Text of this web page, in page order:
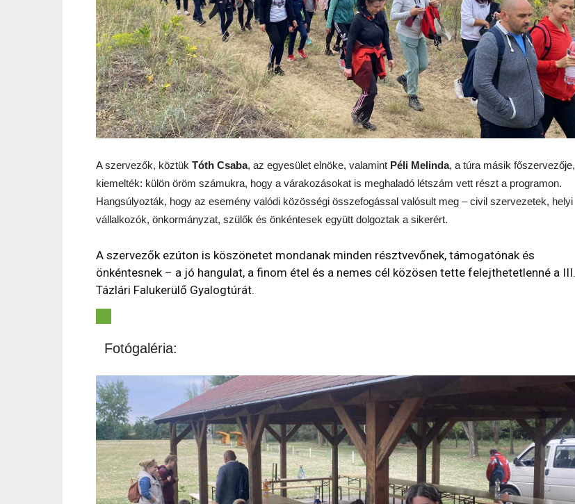
A szervezők, köztük Tóth Csaba, az egyesület elnöke, valamint Péli Melinda, a túra másik főszervezője,
kiemelték: külön öröm számukra, hogy a várakozásokat is meghaladó létszám vett részt a programon.
Hangsúlyozták, hogy az esemény valódi közösségi összefogással valósult meg – civil szervezetek, helyi
vállalkozók, önkormányzat, szülők és önkéntesek együtt dolgoztak a sikerért.
A szervezők ezúton is köszönetet mondanak minden résztvevőnek, támogatónak és
önkéntesnek – a jó hangulat, a finom étel és a nemes cél közösen tette felejthetetlenné a III.
Tázlári Falukerülő Gyalogtúrát.
Fotógaléria: